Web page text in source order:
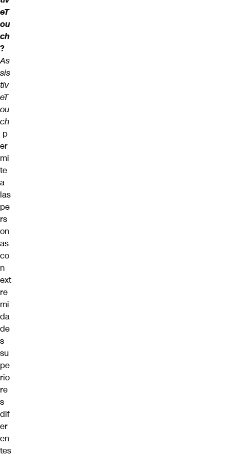
eT
ou
ch
?
As
sis
tiv
eT
ou
ch
p
er
mi
te
a
las
pe
rs
on
as
co
n
ext
re
mi
da
de
s
su
pe
rio
re
s
dif
er
en
tes